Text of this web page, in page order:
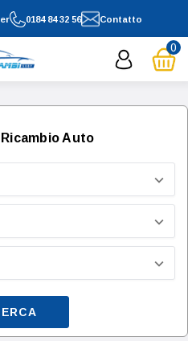
0184 84 32 56 Contatto
0
Auto